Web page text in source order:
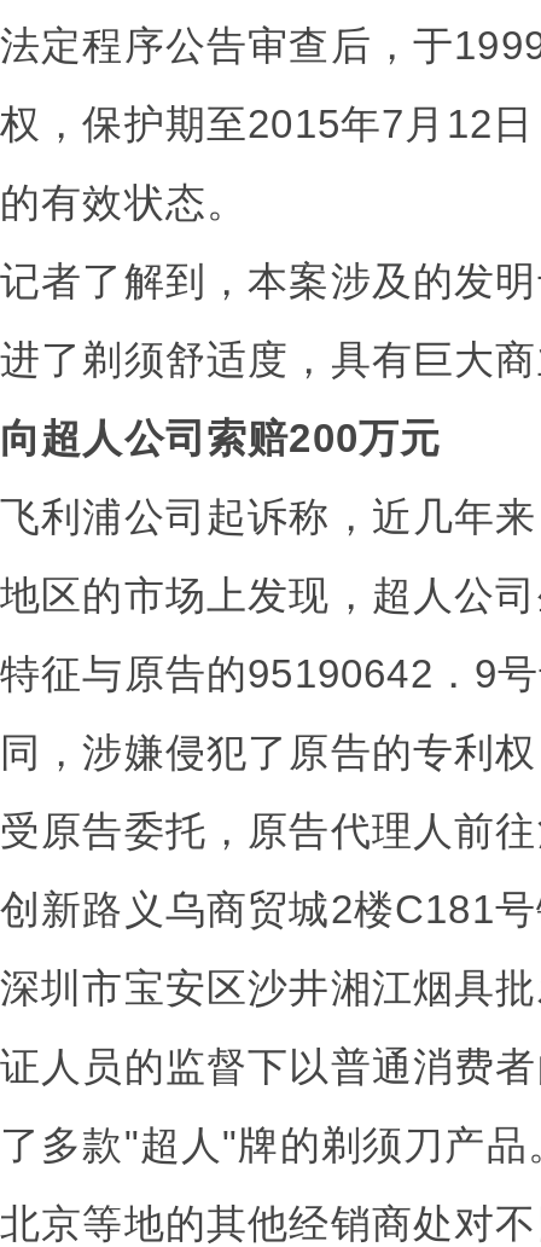
法定程序公告审查后，于
权，保护期至2015年7月12
的有效状态。
记者了解到，本案涉及的发
进了剃须舒适度，具有巨大
向超人公司索赔200万元
飞利浦公司起诉称，近几年
地区的市场上发现，超人公
特征与原告的95190642．9
同，涉嫌侵犯了原告的专利
受原告委托，原告代理人前
创新路义乌商贸城2楼C181
深圳市宝安区沙井湘江烟具
证人员的监督下以普通消费
了多款"超人"牌的剃须刀产
北京等地的其他经销商处对